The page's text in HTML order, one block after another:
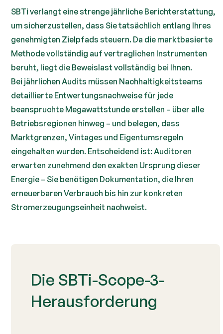
SBTi verlangt eine strenge jährliche Berichterstattung,
um sicherzustellen, dass Sie tatsächlich entlang Ihres
genehmigten Zielpfads steuern. Da die marktbasierte
Methode vollständig auf vertraglichen Instrumenten
beruht, liegt die Beweislast vollständig bei Ihnen.
Bei jährlichen Audits müssen Nachhaltigkeitsteams
detaillierte Entwertungsnachweise für jede
beanspruchte Megawattstunde erstellen – über alle
Betriebsregionen hinweg – und belegen, dass
Marktgrenzen, Vintages und Eigentumsregeln
eingehalten wurden. Entscheidend ist: Auditoren
erwarten zunehmend den exakten Ursprung dieser
Energie – Sie benötigen Dokumentation, die Ihren
erneuerbaren Verbrauch bis hin zur konkreten
Stromerzeugungseinheit nachweist.
Die SBTi-Scope-3-
Herausforderung